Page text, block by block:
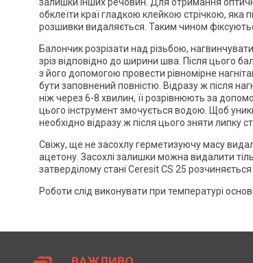
Ceresit
Завантажити
Розмір
обклеїти краї гладкою клейкою стрічкою, яка
розшивки видаляється. Таким чином
Балончик розрізати над різьбою,
зріз відповідно до ширини шва. Після цього
з його допомогою провести рівномірне
бути заповнений повністю. Відразу ж після
ніж через 6-8 хвилин, її розрівнюють за
цього інструмент змочується водою. Щоб
необхідно відразу ж після цього зняти липку
Свіжу, ще не засохлу герметизуючу масу
ацетону. Засохлі залишки можна видалити
затверділому стані Ceresit CS 25 розчиняється
Роботи слід виконувати при температурі